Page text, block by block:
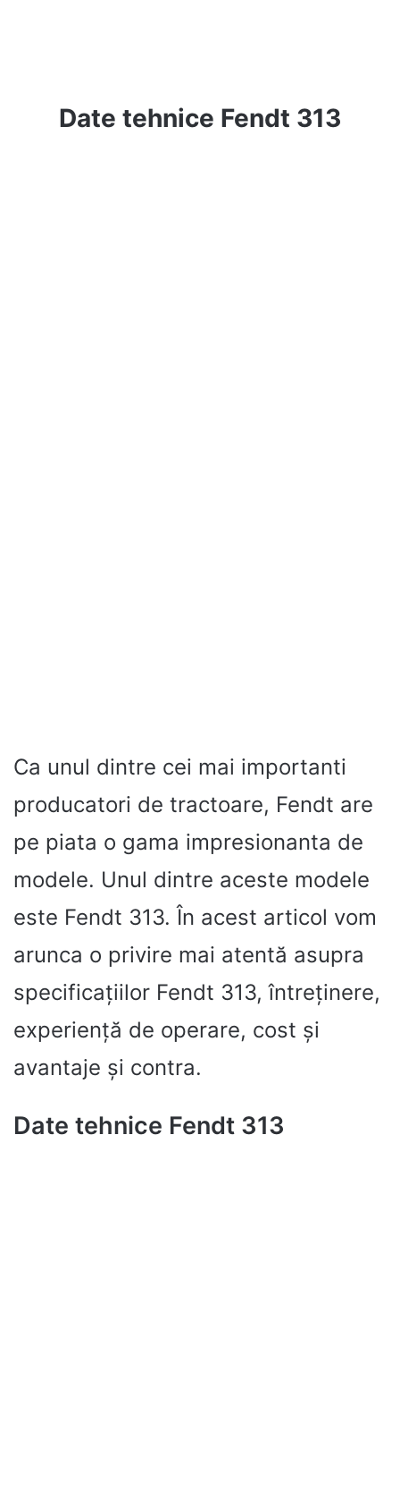
Date tehnice Fendt 313
Ca unul dintre cei mai importanti
producatori de tractoare, Fendt are
pe piata o gama impresionanta de
modele. Unul dintre aceste modele
este Fendt 313. În acest articol vom
arunca o privire mai atentă asupra
specificațiilor Fendt 313, întreținere,
experiență de operare, cost și
avantaje și contra.
Date tehnice Fendt 313